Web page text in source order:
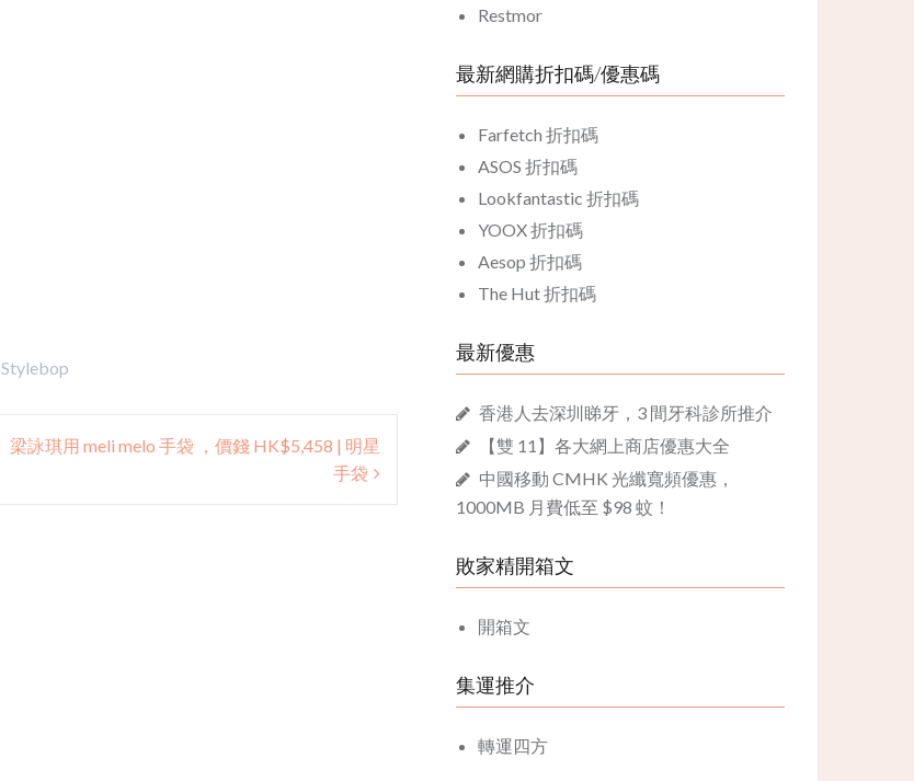
Stylebop
梁詠琪用 meli melo 手袋 ，價錢 HK$5,458 | 明星
手袋
Restmor
最新網購折扣碼/優惠碼
Farfetch 折扣碼
ASOS 折扣碼
Lookfantastic 折扣碼
YOOX 折扣碼
Aesop 折扣碼
The Hut 折扣碼
最新優惠
香港人去深圳睇牙，3 間牙科診所推介
【雙 11】各大網上商店優惠大全
中國移動 CMHK 光纖寬頻優惠，
1000MB 月費低至 $98 蚊！
敗家精開箱文
開箱文
集運推介
轉運四方